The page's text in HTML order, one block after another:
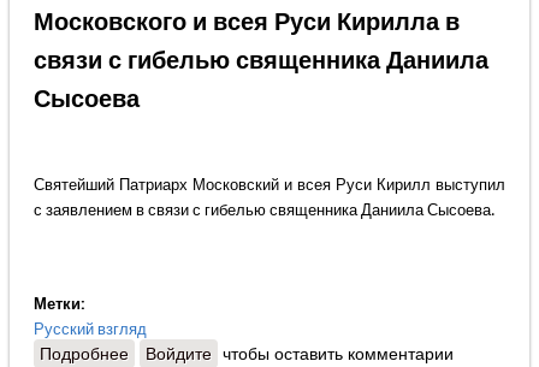
Московского и всея Руси Кирилла в
связи с гибелью священника Даниила
Сысоева
Святейший Патриарх Московский и всея Руси Кирилл выступил
с заявлением в связи с гибелью священника Даниила Сысоева.
Метки:
Русский взгляд
Подробнеео Заявление Святейшего Патриарха Московского и
Войдите чтобы оставить комментарии